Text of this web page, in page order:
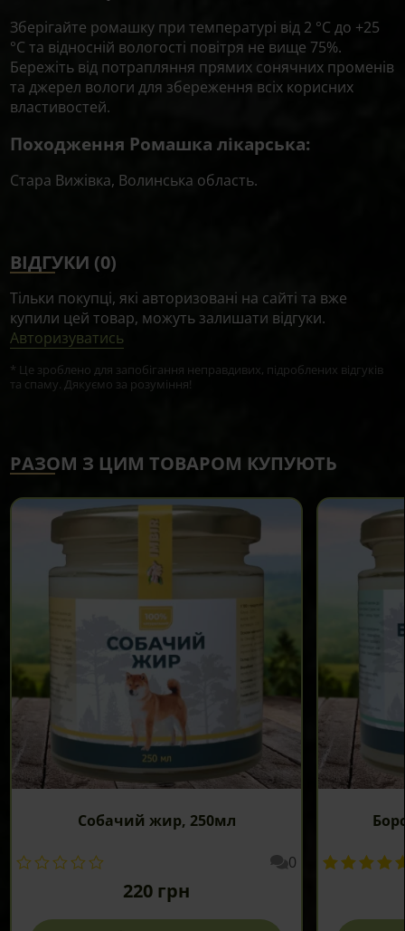
Зберігайте ромашку при температурі від 2 °C до +25
°C та відносній вологості повітря не вище 75%.
Бережіть від потрапляння прямих сонячних променів
та джерел вологи для збереження всіх корисних
властивостей.
Походження Ромашка лікарська:
Стара Вижівка, Волинська область.
ВІДГУКИ (0)
Тільки покупці, які авторизовані на сайті та вже
купили цей товар, можуть залишати відгуки.
Авторизуватись
* Це зроблено для запобігання неправдивих, підроблених відгуків
та спаму. Дякуємо за розуміння!
РАЗОМ З ЦИМ ТОВАРОМ КУПУЮТЬ
Собачий жир, 250мл
0
220 грн